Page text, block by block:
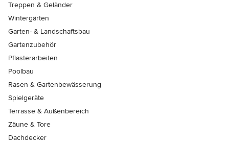
Treppen & Geländer
Wintergärten
Garten- & Landschaftsbau
Gartenzubehör
Pflasterarbeiten
Poolbau
Rasen & Gartenbewässerung
Spielgeräte
Terrasse & Außenbereich
Zäune & Tore
Dachdecker